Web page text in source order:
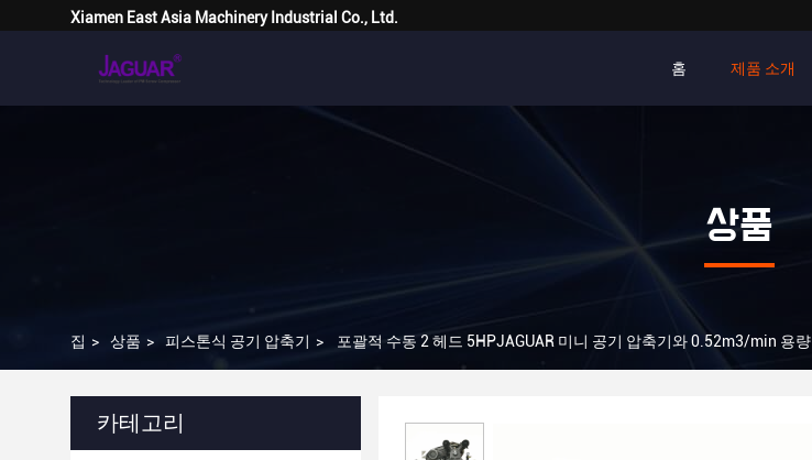
Xiamen East Asia Machinery Industrial Co., Ltd.
홈 제품 소개
상품
집 > 상품 > 피스톤식 공기 압축기 > 포괄적 수동 2 헤드 5HPJAGUAR 미니 공기 압축기와 0.52m3/min 용량
카테고리